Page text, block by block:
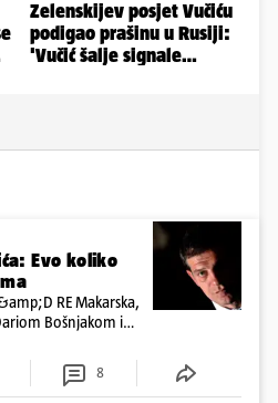
Evo koliko
RE Makarska,
Bošnjakom i
osnutka nema
8